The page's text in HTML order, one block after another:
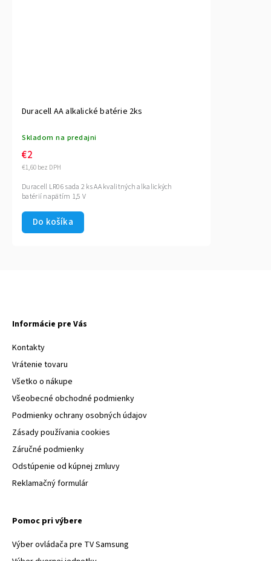
Duracell AA alkalické batérie 2ks
Skladom na predajni
€1,60 bez DPH
€2
Do košíka
Duracell LR06 sada 2 ks AA kvalitných alkalických
batérií napätím 1,5 V
Informácie pre Vás
Kontakty
Vrátenie tovaru
Všetko o nákupe
Všeobecné obchodné podmienky
Podmienky ochrany osobných údajov
Zásady používania cookies
Záručné podmienky
Odstúpenie od kúpnej zmluvy
Reklamačný formulár
Pomoc pri výbere
Výber ovládača pre TV Samsung